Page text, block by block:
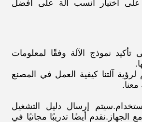
على اختيار أنسب آلة على أفضل
نموذج الآلة وفقًا لمعلومات
لرؤية آلتنا كيفية العمل في المصنع
إرسال دليل التشغيل
الجهاز.نقدم أيضًا تدريبًا مجانيًا في